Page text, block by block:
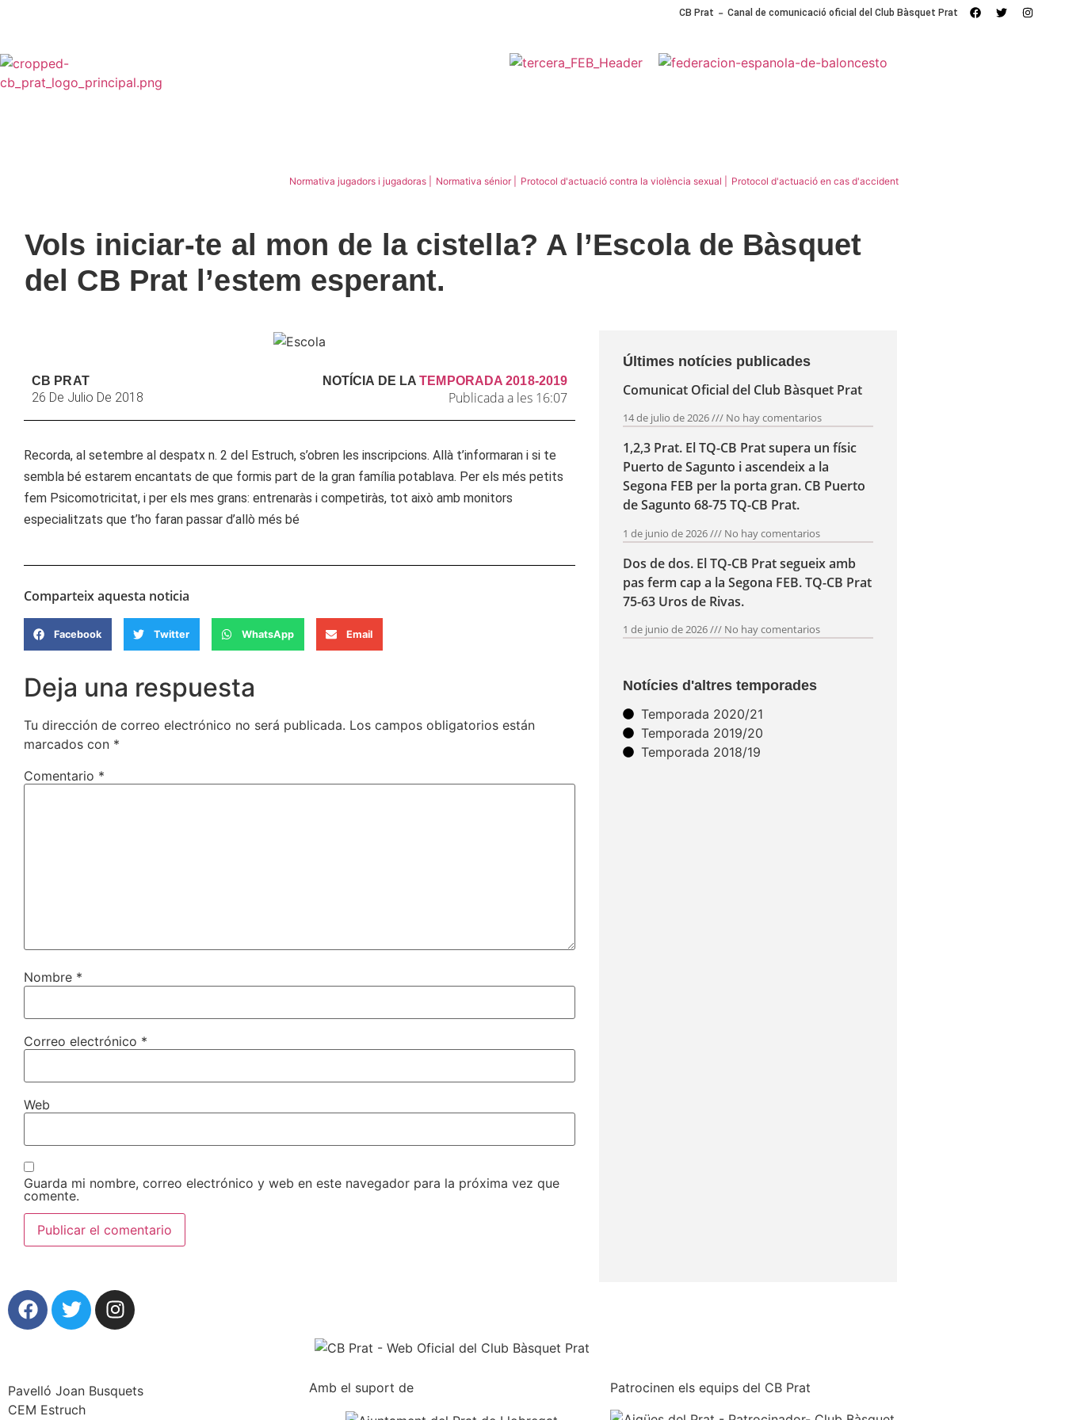
CB Prat - Canal de comunicació oficial del Club Bàsquet Prat
Normativa jugadors i jugadoras | Normativa sénior | Protocol d'actuació contra la violència sexual | Protocol d'actuació en cas d'accident
Vols iniciar-te al mon de la cistella? A l’Escola de Bàsquet
del CB Prat l’estem esperant.
CB PRAT
26 De Julio De 2018
NOTÍCIA DE LATEMPORADA 2018-2019
Publicada a les 16:07
Recorda, al setembre al despatx n. 2 del Estruch, s’obren les inscripcions. Allà t’informaran i si te
sembla bé estarem encantats de que formis part de la gran família potablava. Per els més petits
fem Psicomotricitat, i per els mes grans: entrenaràs i competiràs, tot això amb monitors
especialitzats que t’ho faran passar d’allò més bé
Comparteix aquesta noticia
Facebook Twitter WhatsApp Email
Deja una respuesta
Tu dirección de correo electrónico no será publicada. Los campos obligatorios están
marcados con *
Comentario *
Nombre *
Correo electrónico *
Web
Guarda mi nombre, correo electrónico y web en este navegador para la próxima vez que
comente.
Últimes notícies publicades
Comunicat Oficial del Club Bàsquet Prat
14 de julio de 2026 No hay comentarios
1,2,3 Prat. El TQ-CB Prat supera un físic
Puerto de Sagunto i ascendeix a la
Segona FEB per la porta gran. CB Puerto
de Sagunto 68-75 TQ-CB Prat.
1 de junio de 2026 No hay comentarios
Dos de dos. El TQ-CB Prat segueix amb
pas ferm cap a la Segona FEB. TQ-CB Prat
75-63 Uros de Rivas.
1 de junio de 2026 No hay comentarios
Notícies d'altres temporades
Temporada 2020/21
Temporada 2019/20
Temporada 2018/19
Pavelló Joan Busquets
CEM Estruch
Amb el suport de Patrocinen els equips del CB Prat